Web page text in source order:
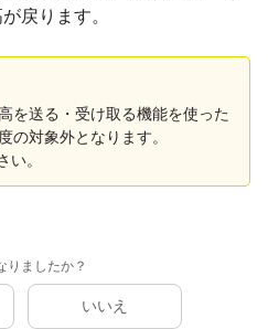
戻ります。
を送る・受け取る機能を使った
の対象外となります。
い。
りましたか？
いいえ